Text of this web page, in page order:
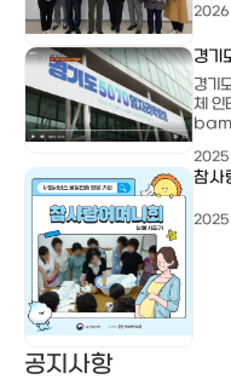
권해주셔서 은평성모병원으로 진
갔어요. 결과적으로 입원 치료가
치가 나와서 바로 치료를 받게 됐
각해도 그때 선생님 말씀을 안 들
쩔 뻔했나 싶어요. ​산후 기간 동
음도 정말 많이 의지할 수 있었던
요~~ 둘째 낳게 되면 또 관리사님께 부탁드
리려고 해용! 고양 쪽에서 산후도
중이시라면 진심으로 추천드려요!
경기
경기
체
참사
공지사항